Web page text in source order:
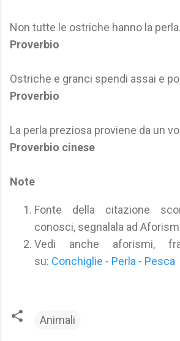
Non tutte le ostriche hanno la perla.
Proverbio
Ostriche e granci spendi assai e
Proverbio
La perla preziosa proviene da un
Proverbio cinese
Note
Fonte della citazione
conosci, segnalala ad
Vedi anche aforismi,
su: Conchiglie - Perla - Pesca
Animali